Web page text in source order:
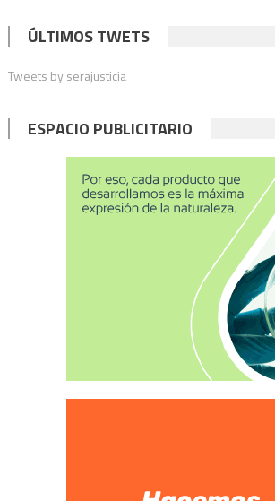
ÚLTIMOS TWETS
Tweets by serajusticia
ESPACIO PUBLICITARIO